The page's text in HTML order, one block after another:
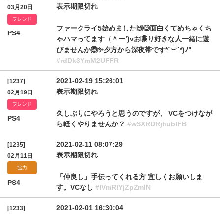
03月20日
フレンド
PS4
表示期限切れ
ファークライ5始めました🙌😋面白くてめちゃくち
ゃハマってます（＾ー’)vお喋り好きな人一緒に遊
びませんか🙆✨夕方から深夜帯です*˙︶˙*)ﾉ"
#rdDk3YmM2UFFR
[1237]
02月19日
フレンド
PS4
2021-02-19 15:26:01
表示期限切れ
久しぶりにやろうと思うのですが、 VCをつけなが
ら軽くやりませんか？ #wSXRDRjhublFB
[1235]
02月11日
協力
PS4
2021-02-11 08:07:29
表示期限切れ
「仲良し」手伝ってくれる方 宜しくお願いしま
す。VCなし #lVmRIYjZpZmlN
[1233]
2021-02-01 16:30:04